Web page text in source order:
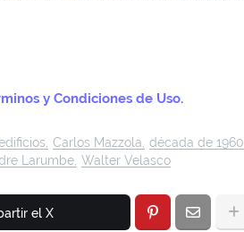
y Condiciones de Uso.
Carlos Mazzola década de 1960
Larumbe Walter Velasco
el X